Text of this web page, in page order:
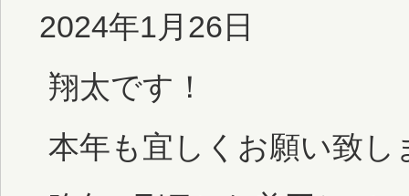
2024年1月26日
翔太です！
本年も宜しくお願い致し